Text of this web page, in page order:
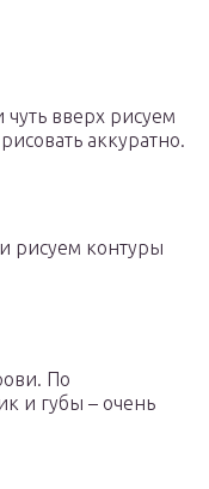
вверх рисуем
аккуратно.
рисуем контуры
По
и губы – очень